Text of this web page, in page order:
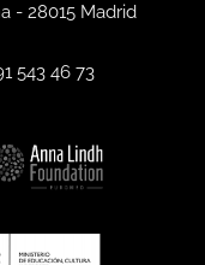
-28015 Madrid
543 46 73